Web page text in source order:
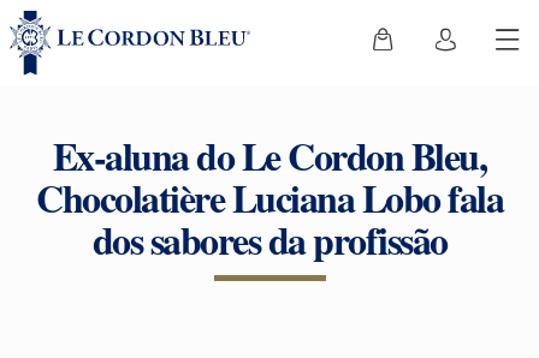
Ex-aluna do Le Cordon Bleu,
Chocolatière Luciana Lobo fala
dos sabores da profissão